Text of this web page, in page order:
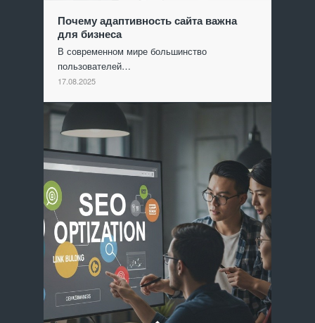
Почему адаптивность сайта важна
для бизнеса
В современном мире большинство
пользователей…
17.08.2025